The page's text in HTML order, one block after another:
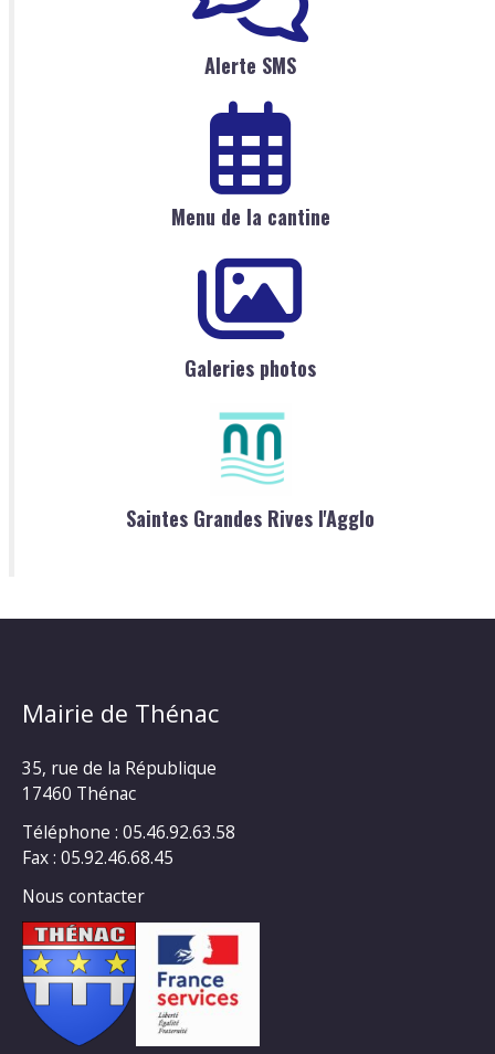
Alerte SMS
Menu de la cantine
Galeries photos
Saintes Grandes Rives l'Agglo
Mairie de Thénac
35, rue de la République
17460 Thénac
Téléphone : 05.46.92.63.58
Fax : 05.92.46.68.45
Nous contacter